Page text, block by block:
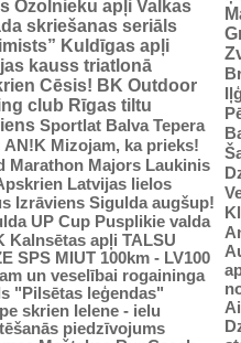
Ozolnieku apļi Valkas
skriešanas seriāls
Kuldīgas apļi
kauss triatlonā
Cēsis! BK Outdoor
club Rīgas tiltu
Sportlat Balva Tepera
AN!K Mizojam, ka prieks!
Marathon Majors Laukinis
Latvijas lielos
Izrāviens Sigulda augšup!
UP Cup Pusplikie valda
Kalnsētas apļi TALSU
SPS MIUT 100km - LV100
un veselībai rogaininga
"Pilsētas leģendas"
skrien Ielene - ielu
piedzīvojums